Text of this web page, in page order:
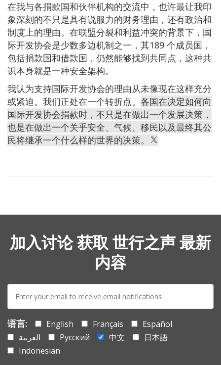
在我与各捐款国和伙伴机构的交流中，也许最让我印
象深刻的不只是具有说服力的财务理由，还有政治和
制度上的理由。在联盟分裂和利益冲突的背景下，国
际开发协会是少数多边机制之一，其189 个成员国，
包括捐款国和借款国，仍然能够找到共同点，这种共
识本身就是一种安全架构。
我认为支持国际开发协会的理由从未像现在这样充分
或紧迫。我们正处在一个转折点。 各国在决定如何向
国际开发协会捐款时，不只是在做出一个发展决策，
也是在做出一个关乎安全、气候、移民以及最终其公
民将继承一个什么样的世界的决策。
加入讨论 获取 世行之声 最新
内容
mail:
语言: English Français
Español
العربية
Русский 中文
日本語
Indonesian